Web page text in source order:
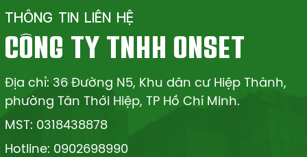
THÔNG TIN LIÊN HỆ
CÔNG TY TNHH ONSET
Địa chỉ: 36 Đường N5, Khu dân cư Hiệp Thành,
phường Tân Thới Hiệp, TP Hồ Chí Minh.
MST: 0318438878
Hotline: 0902698990